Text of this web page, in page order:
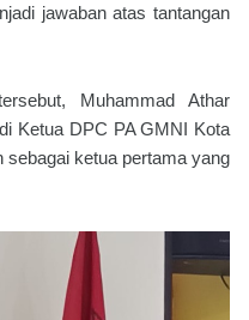
jawaban atas tantangan
Muhammad Athar
Ketua DPC PA GMNI Kota
sebagai ketua pertama yang